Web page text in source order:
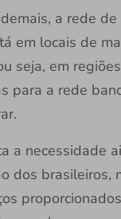
a rede
em locais de
seja, em
para a rede
a necessidade
dos brasileiros,